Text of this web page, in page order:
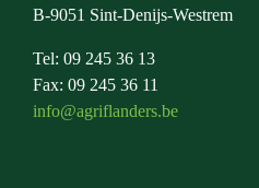
B-9051 Sint-Denijs-Westrem
Tel: 09 245 36 13
Fax: 09 245 36 11
info@agriflanders.be